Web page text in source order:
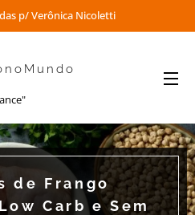
p/ Verônica Nicoletti
de Frango
Carb e Sem